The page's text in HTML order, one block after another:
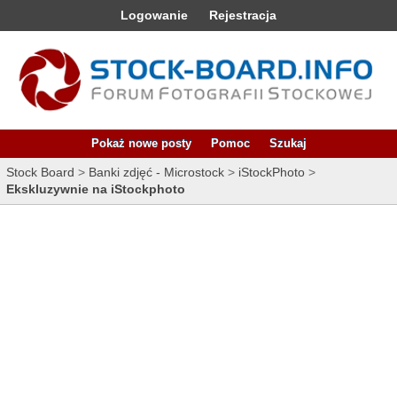
Logowanie Rejestracja
Pokaż nowe posty Pomoc Szukaj
Stock Board > Banki zdjęć - Microstock > iStockPhoto >
Ekskluzywnie na iStockphoto